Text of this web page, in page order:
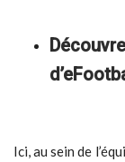
Ici, au sein de